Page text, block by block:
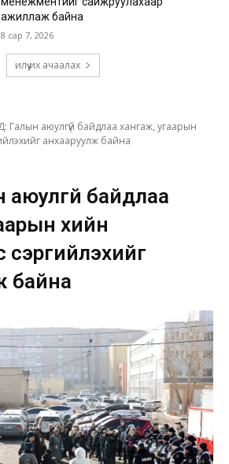
ажиллаж байна
8 сар 7, 2026
илүү их ачаалах